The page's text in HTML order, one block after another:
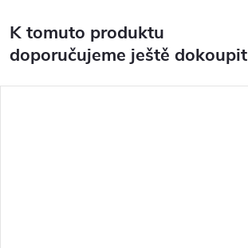
K tomuto produktu
doporučujeme ještě dokoupit